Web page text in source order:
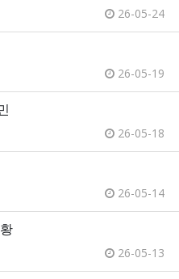
26-05-24
26-05-19
26-05-18
26-05-14
26-05-13